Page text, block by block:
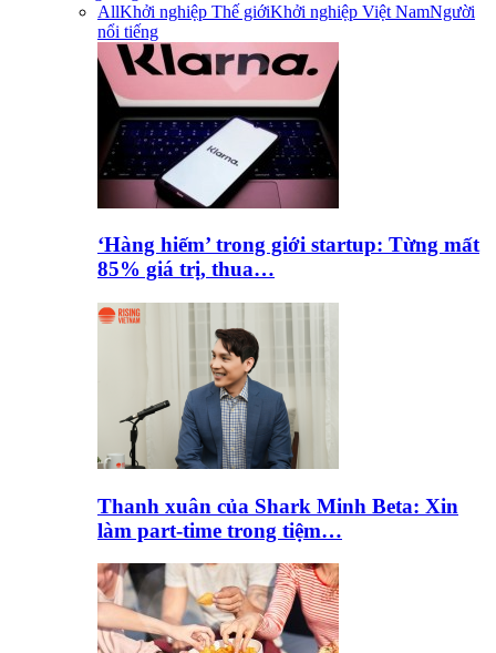
AllKhởi nghiệp Thế giớiKhởi nghiệp Việt NamNgười
nổi tiếng
‘Hàng hiếm’ trong giới startup: Từng mất
85% giá trị, thua…
Thanh xuân của Shark Minh Beta: Xin
làm part-time trong tiệm…